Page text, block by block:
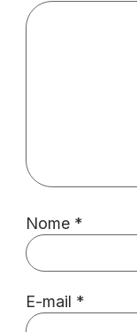
Nome *
E-mail *